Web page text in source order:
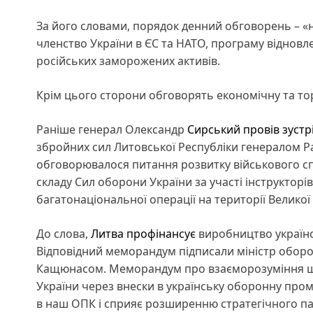
За його словами, порядок денний обговорень –
членство України в ЄС та НАТО, програму
російських заморожених активів.
Крім цього сторони обговорять економічну та
Раніше генерал Олександр Сирський провів
збройних сил Литовської Республіки
обговорювалося питання розвитку військового
складу Сил оборони України за участі
багатонаціональної операції на території
До слова, Литва профінансує виробництво
Відповідний меморандум підписали міністр
Кащюнасом. Меморандум про взаєморозуміння
України через внески в українську оборонну
в наш ОПК і сприяє розширенню стратегічного